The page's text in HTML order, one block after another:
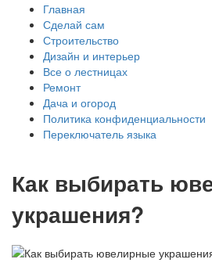
Главная
Сделай сам
Строительство
Дизайн и интерьер
Все о лестницах
Ремонт
Дача и огород
Политика конфиденциальности
Переключатель языка
Как выбирать
украшения?